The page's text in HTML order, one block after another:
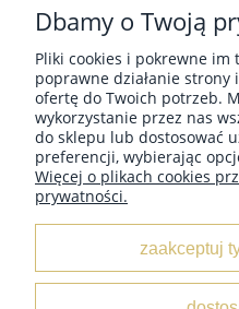
alpaki zamieszkującej
Wyselekcjonowana z
niezwykle miękka i
Świetnie izoluje. Jest tak
będziesz chciał/a wypuścić
sprawdzi się na: swetry,
oraz ubranka dla dzieci.
MOJE
Dbamy o Twoją
Pliki cookies i pokrewne
poprawne działanie strony
ofertę do Twoich potrzeb.
wykorzystanie przez nas
do sklepu lub dostosować
preferencji, wybierając
Więcej o plikach cookies
prywatności.
zaakceptuj